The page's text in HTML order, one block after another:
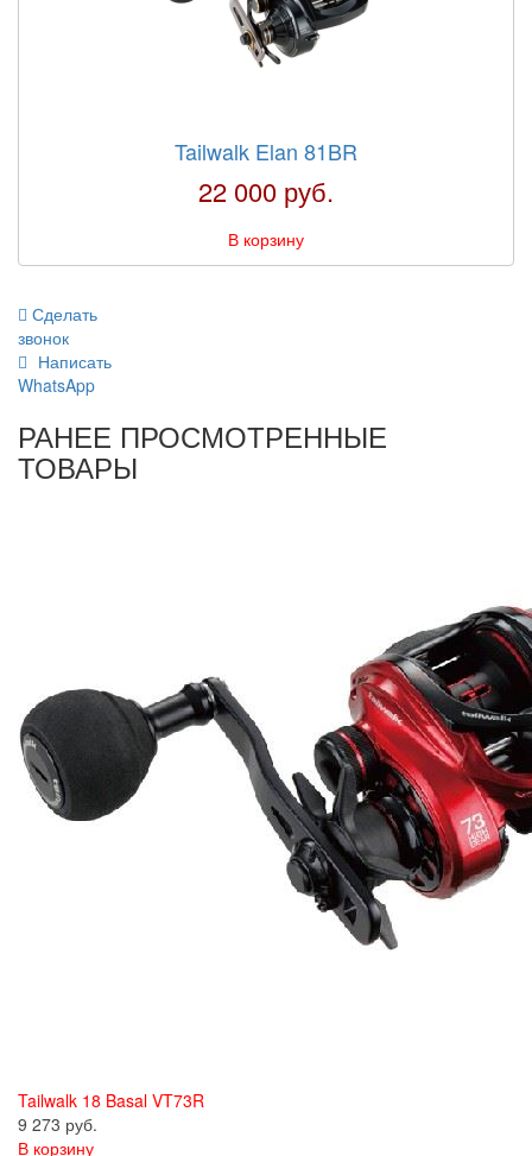
Tailwalk Elan 81BR
22 000 руб.
В корзину
Сделать
звонок
Написать
WhatsApp
РАНЕЕ ПРОСМОТРЕННЫЕ
ТОВАРЫ
Tailwalk 18 Basal VT73R
9 273 руб.
В корзину